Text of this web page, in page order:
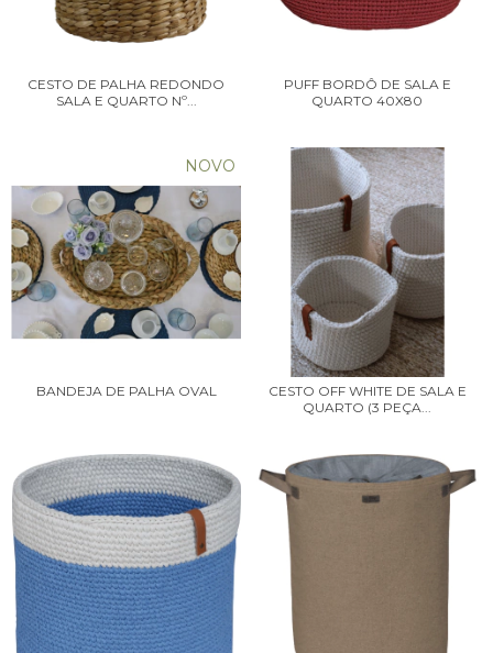
CESTO DE PALHA REDONDO
SALA E QUARTO Nº...
PUFF BORDÔ DE SALA E
QUARTO 40X80
NOVO
BANDEJA DE PALHA OVAL
CESTO OFF WHITE DE SALA E
QUARTO (3 PEÇA...